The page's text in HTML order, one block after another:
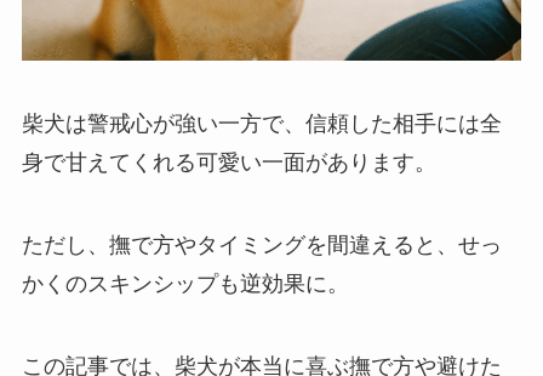
柴犬は警戒心が強い一方で、信頼した相手には全
身で甘えてくれる可愛い一面があります。
ただし、撫で方やタイミングを間違えると、せっ
かくのスキンシップも逆効果に。
この記事では、柴犬が本当に喜ぶ撫で方や避けた